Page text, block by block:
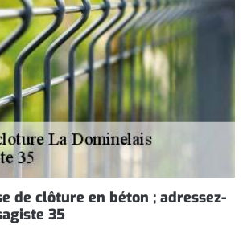
de clôture en béton ; adressez-
35